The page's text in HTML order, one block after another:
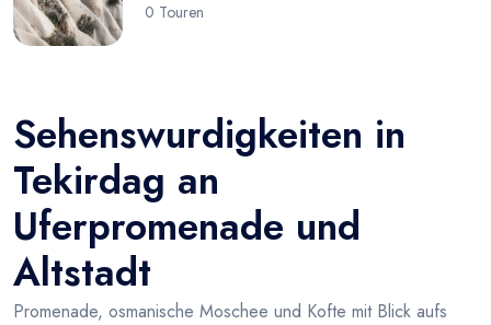
0 Touren
Sehenswurdigkeiten in
Tekirdag an
Uferpromenade und
Altstadt
Promenade, osmanische Moschee und Kofte mit Blick aufs